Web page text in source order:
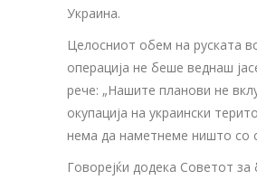
Украина.
Целосниот обем на руската
операција не беше веднаш
рече: „Нашите планови не
окупација на украински
нема да наметнеме ништо со
Говорејќи додека Советот за